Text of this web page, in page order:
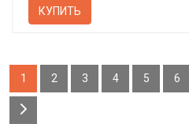
КУПИТЬ
1 2 3 4 5 6